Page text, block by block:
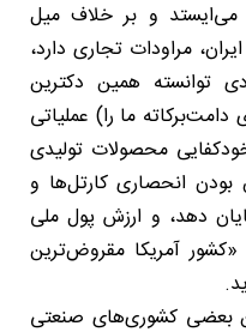
می‌ایستد و بر خلاف میل
مراودات تجاری دارد،
توانسته همین دکترین
ما را) عملیاتی
محصولات تولیدی
انحصاری کارتل‌ها و
دهد، و ارزش پول ملی
«کشور آمریکا مقروض‌ترین
بعضی کشوری‌های صنعتی